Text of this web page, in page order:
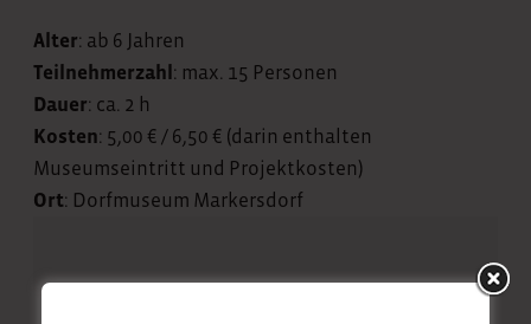
Alter: ab 6 Jahren
Teilnehmerzahl : max. 15 Personen
Dauer: ca. 2 h
Kosten: 5,00 € / 6,50 € (darin enthalten
Museumseintritt und Projektkosten)
Ort: Dorfmuseum Markersdorf